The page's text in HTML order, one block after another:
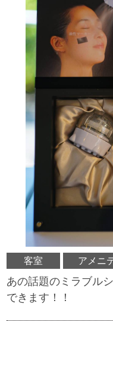
客室 アメニ
あの話題のミラブル
できます！！